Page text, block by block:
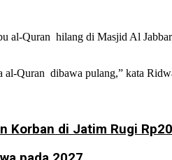
al-Quran hilang di Masjid Al
al-Quran dibawa pulang,” kata
Korban di Jatim Rugi